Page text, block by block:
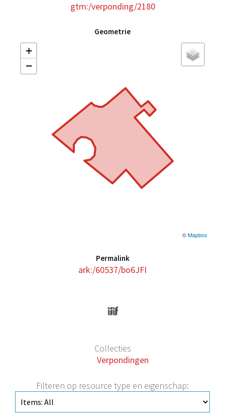
gtm:/verponding/2180
Geometrie
+
−
©Mapbox
Permalink
ark:/60537/bo6JFI
Collecties
Verpondingen
Filteren op resource type en eigenschap: